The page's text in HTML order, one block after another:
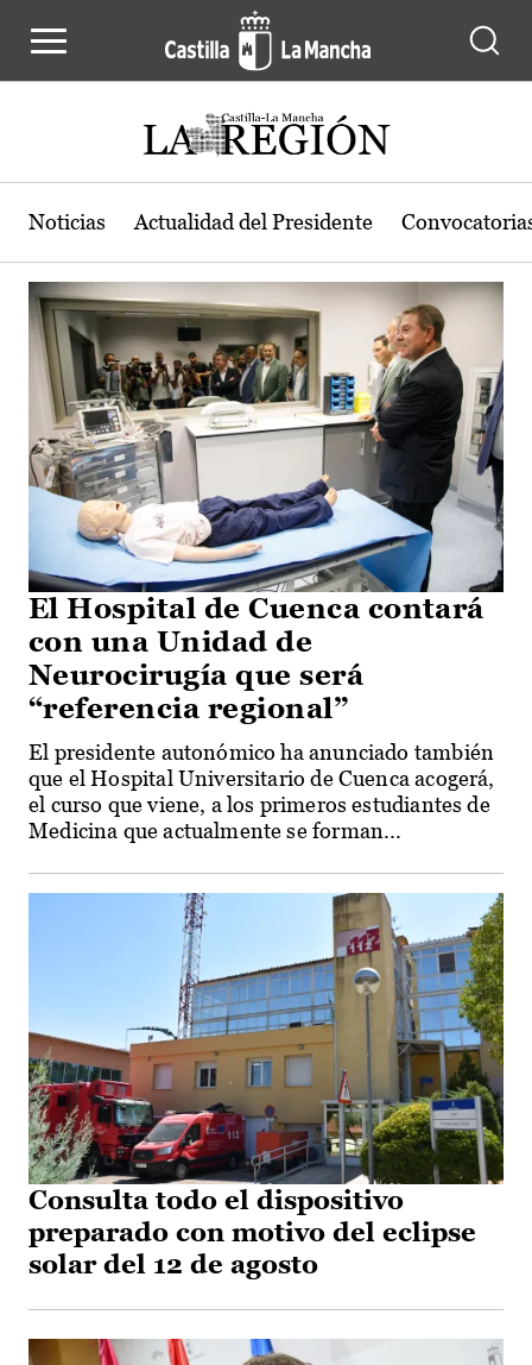
Actualidad de la región de Castilla-
Noticias Actualidad del Presidente
El Hospital de Cuenca contará
con una Unidad de
Neurocirugía que será
“referencia regional”
El presidente autonómico ha anunciado también
que el Hospital Universitario de Cuenca acogerá,
el curso que viene, a los primeros estudiantes de
Medicina que actualmente se forman...
Consulta todo el dispositivo
preparado con motivo del eclipse
solar del 12 de agosto